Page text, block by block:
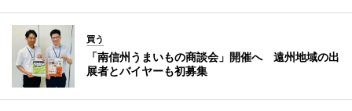
買う
「南信州うまいもの商談会」開催へ 遠州地域の出
展者とバイヤーも初募集